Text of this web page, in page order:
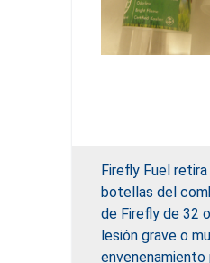
Firefly Fuel
botellas del
de Firefly de 32
lesión grave o
envenenamiento